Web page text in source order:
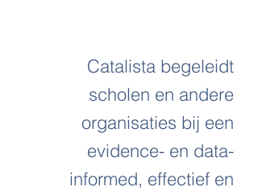
Catalista begeleidt
scholen en andere
organisaties bij een
evidence- en data-
informed, effectief en